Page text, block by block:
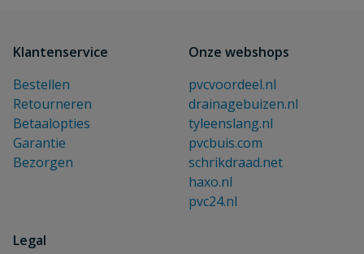
Klantenservice
Bestellen
Retourneren
Betaalopties
Garantie
Bezorgen
Onze webshops
pvcvoordeel.nl
drainagebuizen.nl
tyleenslang.nl
pvcbuis.com
schrikdraad.net
haxo.nl
pvc24.nl
Legal